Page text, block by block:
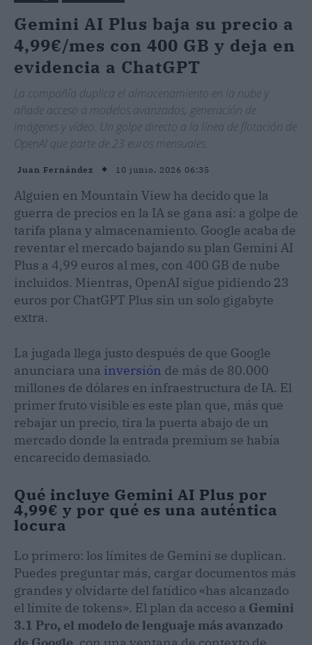
Gemini AI Plus baja su precio a
4,99€/mes con 400 GB y deja en
evidencia a ChatGPT
La compañía duplica el almacenamiento en la nube y
añade acceso a modelos avanzados, generación de
imágenes y vídeo. Un golpe directo a la línea de flotación de
OpenAI que parte de 23 euros mensuales.
Juan Fernández 10 junio, 2026 06:35
Alguien en Mountain View ha decido que la
guerra de precios en la IA se gana así: a golpe de
tarifa plana y almacenamiento. Google acaba de
reventar el mercado bajando su plan Gemini AI
Plus a 4,99 euros al mes, con 400 GB de nube
incluidos. Mientras, OpenAI sigue pidiendo 23
euros por ChatGPT Plus sin un solo gigabyte
extra.
La jugada llega justo después de que Google
anunciara una inversión de más de 80.000
millones de dólares en infraestructura de IA. El
primer fruto visible es este plan que, más que
rebajar un precio, tira la puerta abajo de un
mercado donde la entrada premium se había
encarecido demasiado.
Qué incluye Gemini AI Plus por
4,99€ y por qué es una auténtica
locura
Lo primero: los límites de Gemini se duplican.
Puedes preguntar más, cargar documentos más
grandes y olvidarte del fatídico «has alcanzado
el límite de tokens». El plan da acceso a Gemini
3.1 Pro, el modelo de lenguaje más avanzado